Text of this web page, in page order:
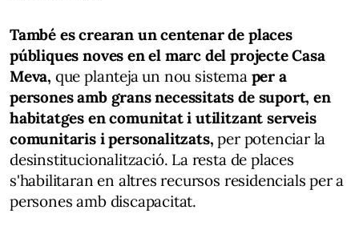
També es crearan un centenar de places
públiques noves en el marc del projecte Casa
Meva, que planteja un nou sistema per a
persones amb grans necessitats de suport, en
habitatges en comunitat i utilitzant serveis
comunitaris i personalitzats,per potenciar la
desinstitucionalització. La resta de places
s'habilitaran en altres recursos residencials per a
persones amb discapacitat.